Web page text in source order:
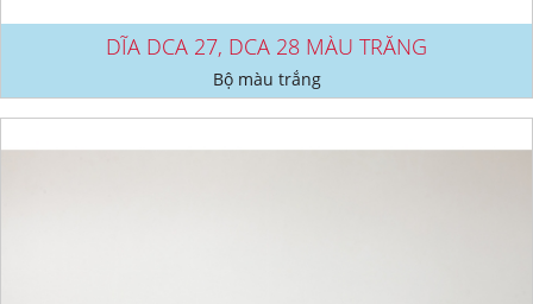
DĨA DCA 27, DCA 28 MÀU TRẮNG
Bộ màu trắng